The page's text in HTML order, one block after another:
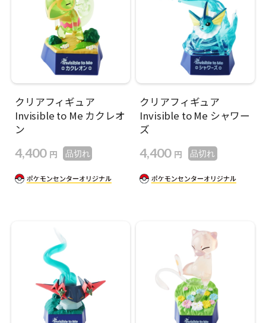
クリアフィギュア
Invisible to Me カクレオ
ン
4,400 円 品切れ
クリアフィギュア
Invisible to Me シャワー
ズ
4,400 円 品切れ